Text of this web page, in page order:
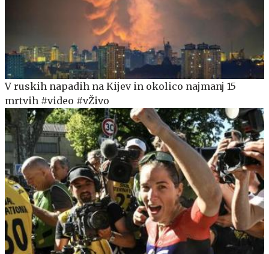
V ruskih napadih na Kijev in okolico najmanj 15
mrtvih #video #vŽivo